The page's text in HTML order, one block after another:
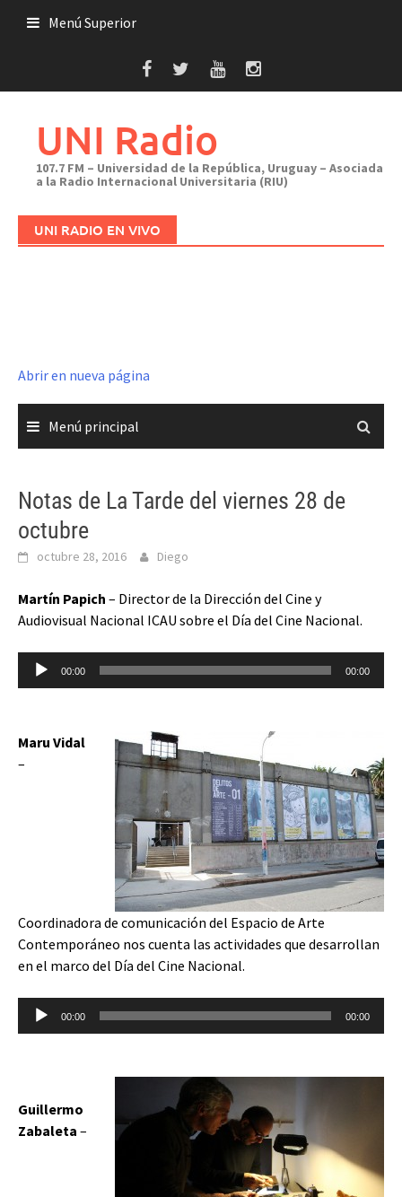
Menú Superior
UNI Radio
107.7 FM – Universidad de la República, Uruguay – Asociada
a la Radio Internacional Universitaria (RIU)
UNI RADIO EN VIVO
Abrir en nueva página
Menú principal
Notas de La Tarde del viernes 28 de
octubre
octubre 28, 2016 Diego
Martín Papich – Director de la Dirección del Cine y
Audiovisual Nacional ICAU sobre el Día del Cine Nacional.
Reproductor
de
00:00 00:00
Maru Vidal
–
Coordinadora de comunicación del Espacio de Arte
Contemporáneo nos cuenta las actividades que desarrollan
en el marco del Día del Cine Nacional.
Reproductor
de
00:00 00:00
Guillermo
Zabaleta –